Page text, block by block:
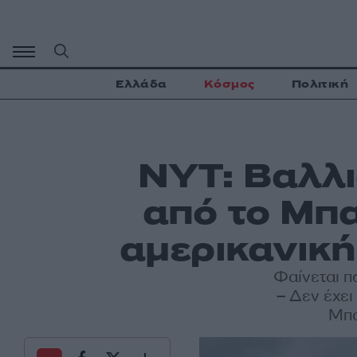
περιεχόμενο
Ελλάδα Κόσμος Πολιτική
NYT:
από το
Φαίνεται
– Δεν